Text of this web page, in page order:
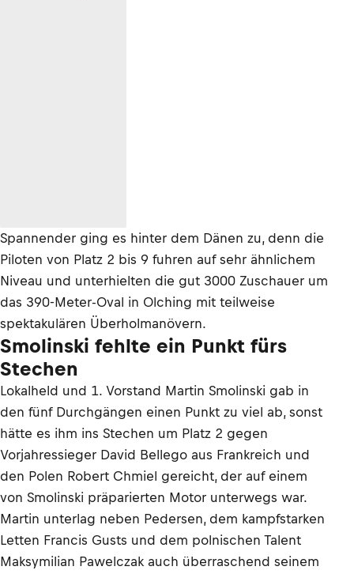
Spannender ging es hinter dem Dänen zu, denn die
Piloten von Platz 2 bis 9 fuhren auf sehr ähnlichem
Niveau und unterhielten die gut 3000 Zuschauer um
das 390-Meter-Oval in Olching mit teilweise
spektakulären Überholmanövern.
Smolinski fehlte ein Punkt fürs
Stechen
Lokalheld und 1. Vorstand Martin Smolinski gab in
den fünf Durchgängen einen Punkt zu viel ab, sonst
hätte es ihm ins Stechen um Platz 2 gegen
Vorjahressieger David Bellego aus Frankreich und
den Polen Robert Chmiel gereicht, der auf einem
von Smolinski präparierten Motor unterwegs war.
Martin unterlag neben Pedersen, dem kampfstarken
Letten Francis Gusts und dem polnischen Talent
Maksymilian Pawelczak auch überraschend seinem